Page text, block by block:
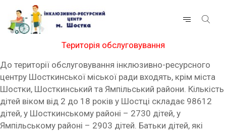
Територія обслуговування
До території обслуговування інклюзивно-ресурсного
центру Шосткинської міської ради входять, крім міста
Шостки, Шосткинський та Ямпільський райони. Кількість
дітей віком від 2 до 18 років у Шостці складає 98612
дітей, у Шосткинському районі – 2730 дітей, у
Ямпільському районі – 2903 дітей. Батьки дітей, які